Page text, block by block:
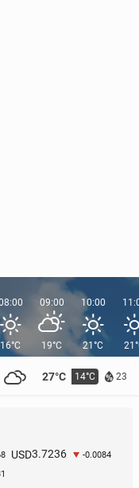
27°C 14°C 23
16°C
09:00
19°C
10:00
21°C
USD3.7236 -0.0084